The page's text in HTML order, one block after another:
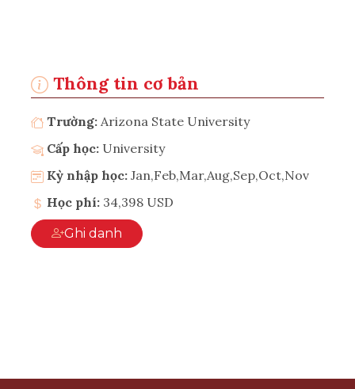
Thông tin cơ bản
Trường: Arizona State University
Cấp học: University
Kỳ nhập học: Jan,Feb,Mar,Aug,Sep,Oct,Nov
Học phí: 34,398 USD
Ghi danh